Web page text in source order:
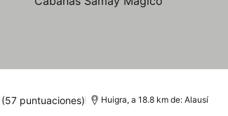
(57 puntuaciones) Huigra, a 18.8 km de: Alausí